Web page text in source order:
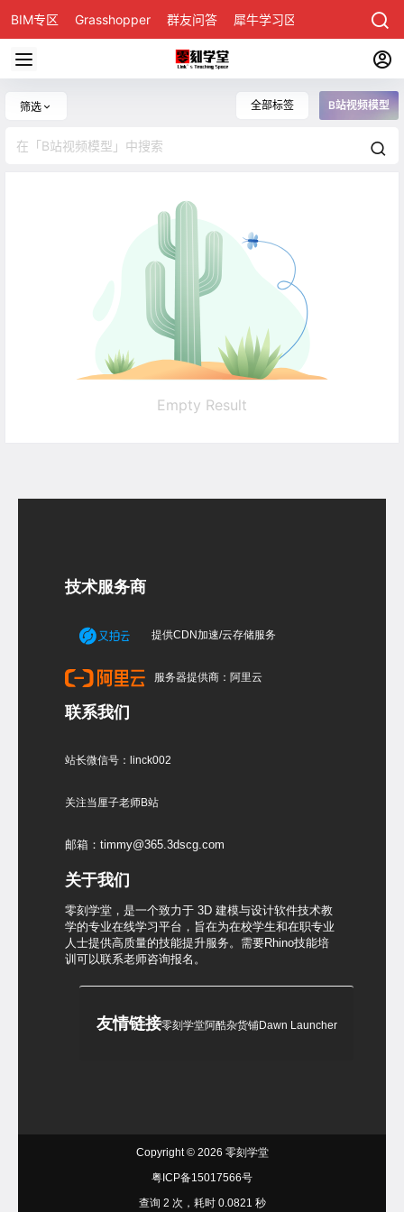
BIM专区 Grasshopper 群友问答 犀牛学习区
筛选 全部标签 B站视频模型
Empty Result
技术服务商
提供CDN加速/云存储服务
服务器提供商：阿里云
联系我们
站长微信号：linck002
关注当厘子老师B站
邮箱：timmy@365.3dscg.com
关于我们
零刻学堂，是一个致力于 3D 建模与设计软件技术教
学的专业在线学习平台，旨在为在校学生和在职专业
人士提供高质量的技能提升服务。需要Rhino技能培
训可以联系老师咨询报名。
友情链接零刻学堂阿酷杂货铺Dawn Launcher
Copyright © 2026 零刻学堂
粤ICP备15017566号
查询 2 次，耗时 0.0821 秒